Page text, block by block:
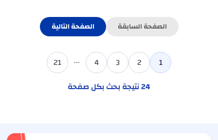
الصفحة السابقة الصفحة التالية
1
2
3
4
...
21
24نتيجة بحث بكل صفحة